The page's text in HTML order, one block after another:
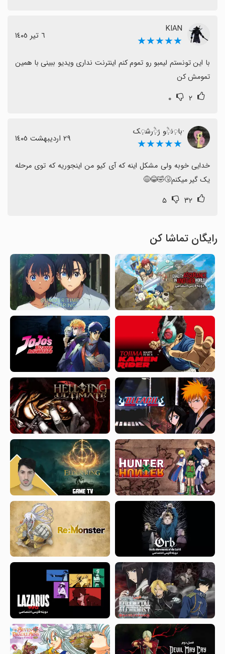
KIAN
★★★★★ ٦ تیر ١٤٠٥
تمومش کن
۲ ۰
᮫با᮫᜔ن᮫᜔݁۫و ز᮫᜔݁۫رش᮫᜔ک᮫
★★★★★ ٢٩ اردیبهشت ١٤٠٥
یک گیر میکنم🤧🤣😂😅
۳۲ ۵
رایگان تماشا کن